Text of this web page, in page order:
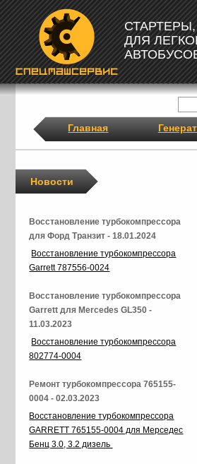
ДЛЯ
Главная
Новости
Восстановление турбокомпрессора
для Форд Транзит - 18.01.2024
Восстановление турбокомпрессора
Garrett 787556-0024
Восстановление турбокомпрессора
Garrett для Mercedes GL350 -
11.03.2023
Восстановление турбокомпрессора
802774-0004
Ремонт турбокомпрессора 765155-
0004 - 02.03.2023
Восстановление турбокомпрессора
GARRETT 765155-0004 для Мерседес
Бенц 3.0, 3.2 дизель